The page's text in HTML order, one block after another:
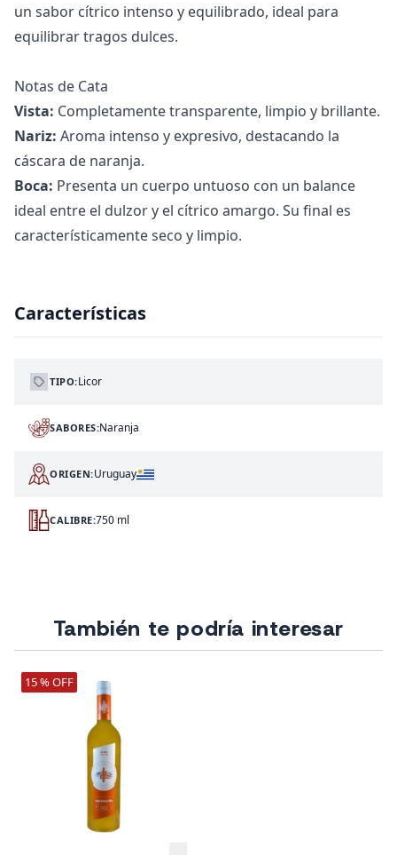
un sabor cítrico intenso y equilibrado, ideal para
equilibrar tragos dulces.
Notas de Cata
Vista: Completamente transparente, limpio y brillante.
Nariz: Aroma intenso y expresivo, destacando la
cáscara de naranja.
Boca: Presenta un cuerpo untuoso con un balance
ideal entre el dulzor y el cítrico amargo. Su final es
característicamente seco y limpio.
Características
TIPO:Licor
SABORES:Naranja
ORIGEN:Uruguay
CALIBRE:750 ml
También te podría interesar
15 % OFF